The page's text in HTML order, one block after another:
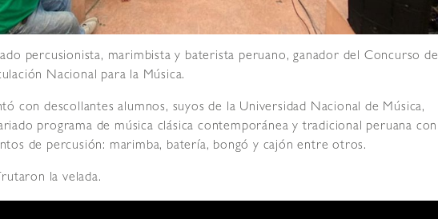
percusionista, marimbista y baterista peruano, ganador del Concurso de
Nacional para la Música.
con descollantes alumnos, suyos de la Universidad Nacional de Música,
programa de música clásica contemporánea y tradicional peruana con
de percusión: marimba, batería, bongó y cajón entre otros.
la velada.